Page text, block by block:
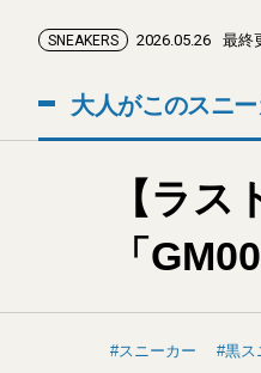
SNEAKERS 2026.05.26 最終
大人がこのスニ
【ラ
「
スニーカー 黒ス